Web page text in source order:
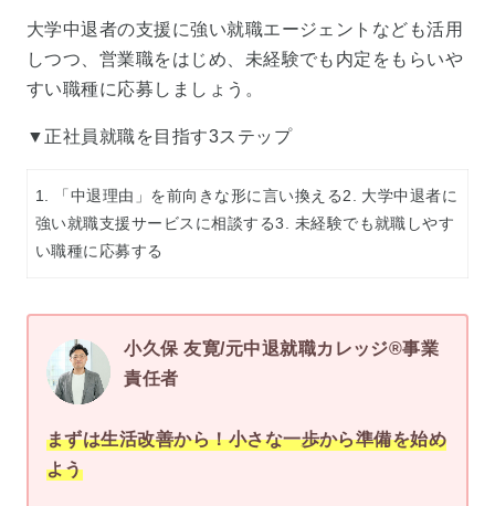
大学中退者の支援に強い就職エージェントなども活用
しつつ、営業職をはじめ、未経験でも内定をもらいや
すい職種に応募しましょう。
▼正社員就職を目指す3ステップ
1. 「中退理由」を前向きな形に言い換える2. 大学中退者に
強い就職支援サービスに相談する3. 未経験でも就職しやす
い職種に応募する
小久保 友寛/元中退就職カレッジ®事業
責任者
まずは生活改善から！小さな一歩から準備を始め
よう